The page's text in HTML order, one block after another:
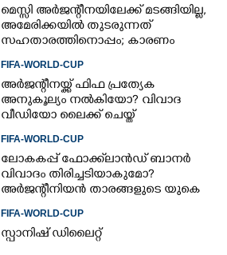
മെസ്സി അര്‍ജന്റീനയിലേക്ക് മടങ്ങിയില്ല,
അമേരിക്കയില്‍ തുടരുന്നത്
സഹതാരത്തിനൊപ്പം; കാരണം
FIFA-WORLD-CUP
അർജന്റീനയ്ക്ക് ഫിഫ പ്രത്യേക
അനുകൂല്യം നൽകിയോ? വിവാദ
വീഡിയോ ലൈക്ക് ചെയ്ത്
FIFA-WORLD-CUP
ലോകകപ്പ് ഫോക്ക്‌ലാൻഡ് ബാനർ
വിവാദം തിരിച്ചടിയാകുമോ?
അർജന്റീനിയൻ താരങ്ങളുടെ യുകെ
FIFA-WORLD-CUP
സ്പാനിഷ് ഡിലൈറ്റ്